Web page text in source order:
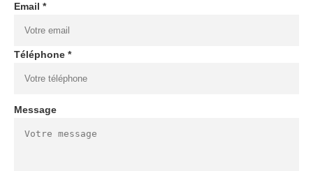
Email *
Téléphone *
Message